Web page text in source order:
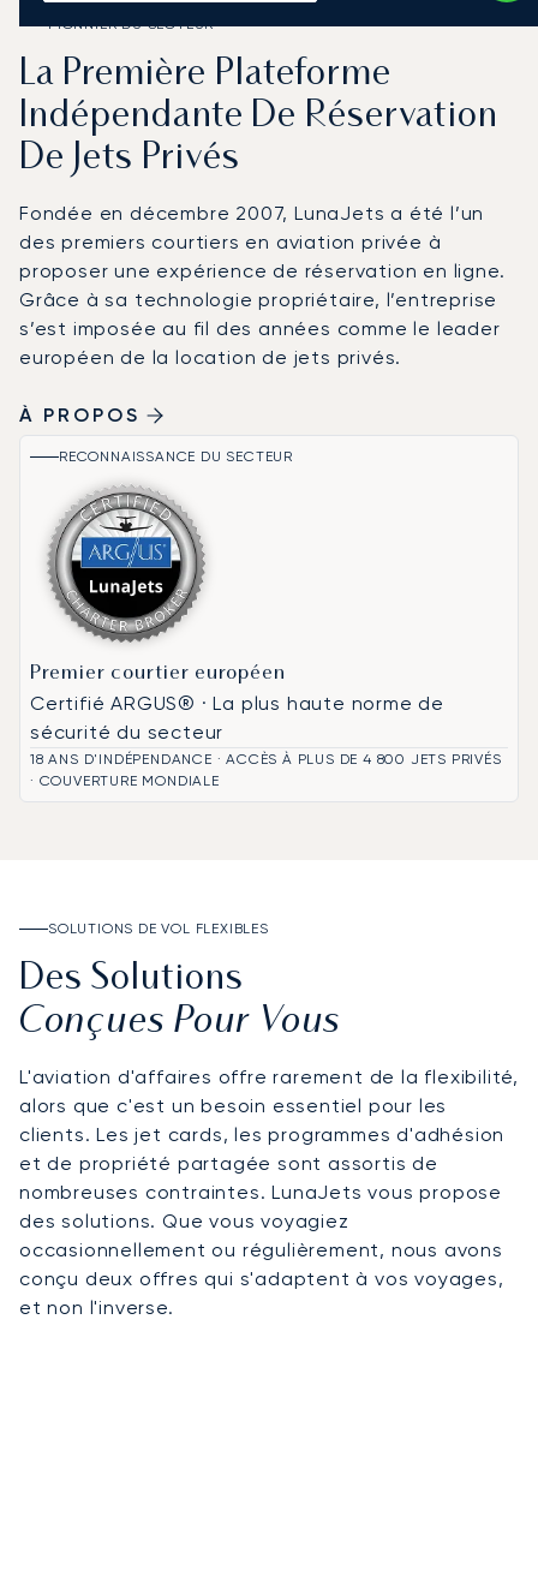
PIONNIER DU SECTEUR
La Première Plateforme
Indépendante De Réservation
De Jets Privés
Fondée en décembre 2007, LunaJets a été l’un
des premiers courtiers en aviation privée à
proposer une expérience de réservation en ligne.
Grâce à sa technologie propriétaire, l’entreprise
s’est imposée au fil des années comme le leader
européen de la location de jets privés.
À PROPOS
RECONNAISSANCE DU SECTEUR
Premier courtier européen
Certifié ARGUS® · La plus haute norme de
sécurité du secteur
18 ANS D'INDÉPENDANCE · ACCÈS À PLUS DE 4 800 JETS PRIVÉS
· COUVERTURE MONDIALE
SOLUTIONS DE VOL FLEXIBLES
Des Solutions
Conçues Pour Vous
L'aviation d'affaires offre rarement de la flexibilité,
alors que c'est un besoin essentiel pour les
clients. Les jet cards, les programmes d'adhésion
et de propriété partagée sont assortis de
nombreuses contraintes. LunaJets vous propose
des solutions. Que vous voyagiez
occasionnellement ou régulièrement, nous avons
conçu deux offres qui s'adaptent à vos voyages,
et non l'inverse.